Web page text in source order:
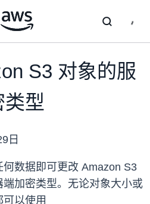
S3 对象的服
型
日
数据即可更改 Amazon S3
加密类型。无论对象大小或
以使用